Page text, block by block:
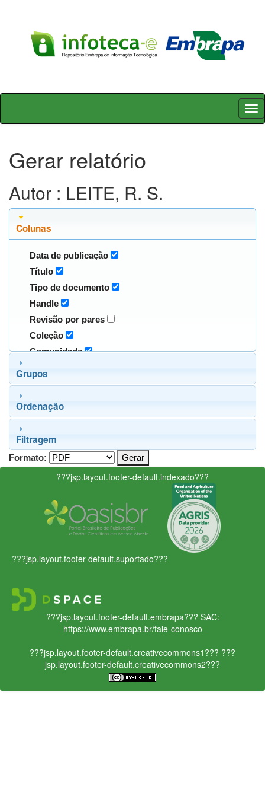
Skip
Gerar relatório
Autor : LEITE, R. S.
Colunas
Data de publicação
Título
Tipo de documento
Handle
Revisão por pares
Coleção
Comunidade
Grupos
Ordenação
Filtragem
Formato:
???jsp.layout.footer-default.indexado???
???jsp.layout.footer-default.suportado???
???jsp.layout.footer-default.embrapa??? SAC:
https://www.embrapa.br/fale-conosco
???jsp.layout.footer-default.creativecommons1??? ???
jsp.layout.footer-default.creativecommons2???